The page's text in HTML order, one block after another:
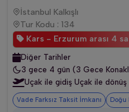
İstanbul Kalkışlı
Tur Kodu : 134
Kars - Erzurum arası 4
Diğer Tarihler
3 gece 4 gün (3 Gece
Uçak ile gidiş Uçak ile dönüş
Vade Farksız Taksit İmkanı Doğu